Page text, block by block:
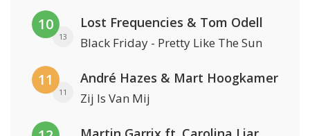
10
13
Lost Frequencies & Tom Odell
Black Friday - Pretty Like The Sun
11
11
André Hazes & Mart Hoogkamer
Zij Is Van Mij